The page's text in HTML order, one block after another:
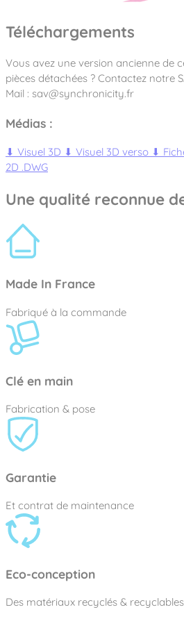
Téléchargements
Vous avez une version ancienne de
pièces détachées ? Contactez notre
Mail : sav@synchronicity.fr
Médias :
⬇ Visuel 3D ⬇ Visuel 3D verso ⬇
2D .DWG
Une qualité reconnue
Made In France
Fabriqué à la commande
Clé en main
Fabrication & pose
Garantie
Et contrat de maintenance
Eco-conception
Des matériaux recyclés & recyclables